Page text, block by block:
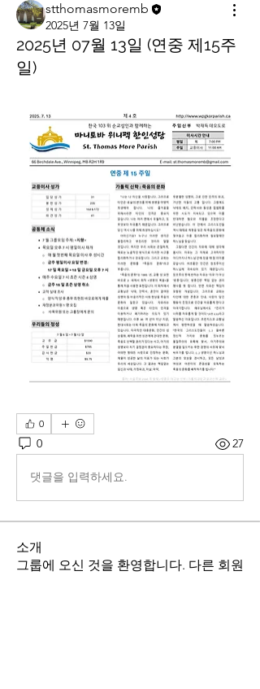
stthomasmoremb
2025년 7월 13일
2025년 07월 13일 (연중 제15주
일)
0
0 27
댓글을 입력하세요.
소개
그룹에 오신 것을 환영합니다. 다른 회원